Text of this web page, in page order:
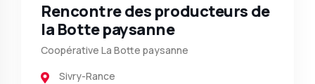
Rencontre des producteurs de
la Botte paysanne
Coopérative La Botte paysanne
Sivry-Rance